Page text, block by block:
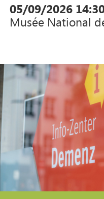
05/09/2026
Musée National